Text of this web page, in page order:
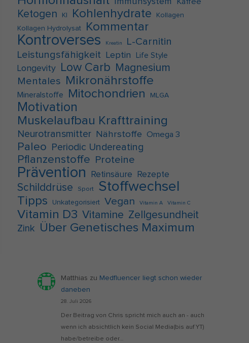
Ketogen KI Kohlenhydrate
Kollagen
Kollagen Hydrolysat
Kommentar
Kontroverses Kreatin
L-Carnitin
Leistungsfähigkeit
Leptin Life Style
Longevity Low Carb Magnesium
Mentales Mikronährstoffe
Mineralstoffe Mitochondrien MLGA
Motivation
Muskelaufbau Krafttraining
Neurotransmitter Nährstoffe Omega 3
Paleo Periodic Undereating
Pflanzenstoffe Proteine
Prävention Retinsäure Rezepte
Schilddrüse Sport Stoffwechsel
Tipps Unkategorisiert Vegan Vitamin A Vitamin C
Vitamin D3 Vitamine Zellgesundheit
Zink Über Genetisches Maximum
Matthias zu Medfluencer liegt schon wieder
daneben
28. Juli 2026
Der Beitrag von Chris spricht mich auch an - auch
wenn ich absichtlich kein Social Media(bis auf YT)
habe/betreibe oder…